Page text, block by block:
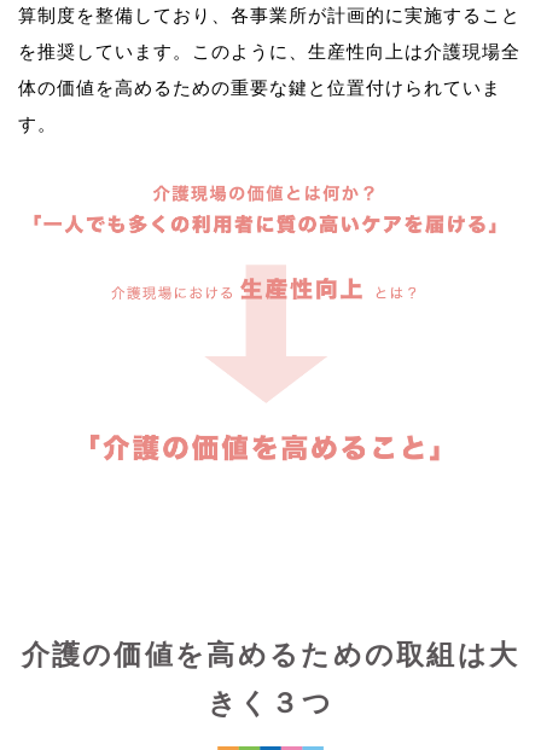
算制度を整備しており、各事業所が計画的に実施すること
を推奨しています。このように、生産性向上は介護現場全
体の価値を高めるための重要な鍵と位置付けられていま
介護の価値を高めるための取組は大
きく３つ